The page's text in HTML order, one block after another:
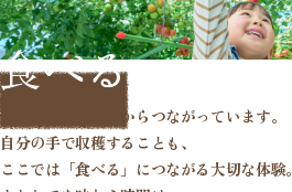
べる
食べることは、
畑からつながっています。
自分の手で収穫することも、
ここでは「食べる」につながる大切な体験。